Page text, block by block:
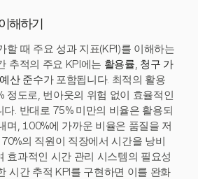
해하기
할 때 주요 성과 지표(KPI)를 이해하는
추적의 주요 KPI에는 활용률, 청구 가
산 준수가 포함됩니다. 최적의 활용
정도로, 번아웃의 위험 없이 효율적인
. 반대로 75% 미만의 비율은 활용되
며, 100%에 가까운 비율은 품질을 저
의 직원이 직장에서 시간을 낭비
효과적인 시간 관리 시스템의 필요성
시간 추적 KPI를 구현하면 이를 완화